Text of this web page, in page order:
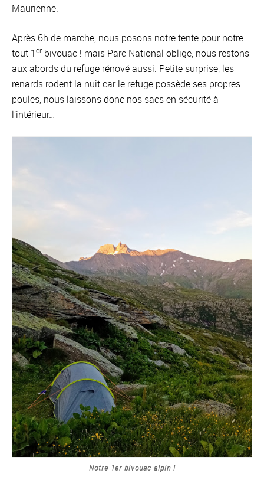
Maurienne.
Après 6h de marche, nous posons notre tente pour notre
tout 1er bivouac ! mais Parc National oblige, nous restons
aux abords du refuge rénové aussi. Petite surprise, les
renards rodent la nuit car le refuge possède ses propres
poules, nous laissons donc nos sacs en sécurité à
l’intérieur…
Notre 1er bivouac alpin !